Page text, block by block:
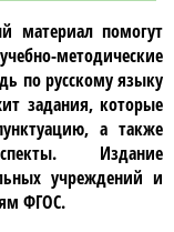
материал помогут
методические
по русскому языку
задания, которые
а также
Издание
учреждений и
ФГОС.